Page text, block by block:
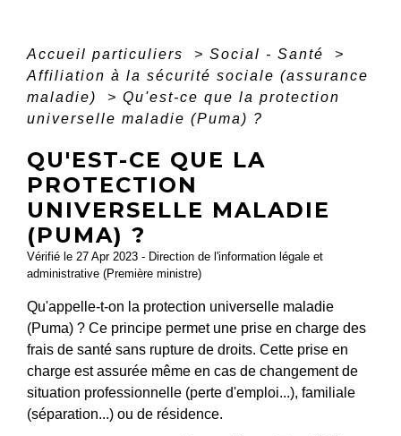
Accueil particuliers > Social - Santé
>
Affiliation à la sécurité sociale (assurance
maladie)
> Qu'est-ce que la protection
universelle maladie (Puma) ?
QU'EST-CE QUE LA
PROTECTION
UNIVERSELLE MALADIE
(PUMA) ?
Vérifié le 27 Apr 2023 - Direction de l'information légale et
administrative (Première ministre)
Qu'appelle-t-on la protection universelle maladie
(Puma) ? Ce principe permet une prise en charge des
frais de santé sans rupture de droits. Cette prise en
charge est assurée même en cas de changement de
situation professionnelle (perte d'emploi...), familiale
(séparation...) ou de résidence.